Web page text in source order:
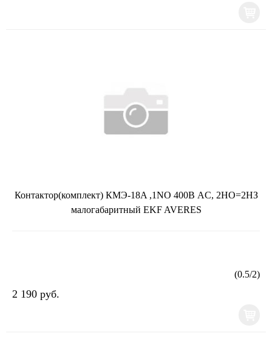
Контактор(комплект) КМЭ-18A ,1NO 400В AC, 2НО=2НЗ
малогабаритный EKF AVERES
(0.5/2)
2 190 руб.